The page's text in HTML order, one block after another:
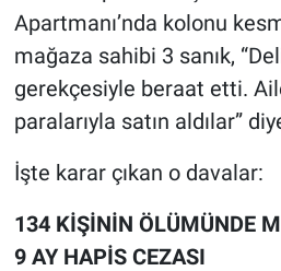
Apartmanı’nda kolonu
mağaza sahibi 3 sanık,
gerekçesiyle beraat etti.
paralarıyla satın aldılar”
İşte karar çıkan o davalar:
134 KİŞİNİN ÖLÜMÜNDE
9 AY HAPİS CEZASI
Türkiye'nin Geleceği
Türkiye'nin Gündemi
Yerel Gündem
Yerel Yaşam
Canlı Yayın